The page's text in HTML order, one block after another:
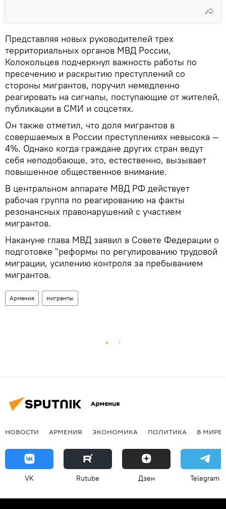
Представляя новых руководителей трех
территориальных органов МВД России,
Колокольцев подчеркнул важность работы по
пресечению и раскрытию преступлений со
стороны мигрантов, поручил немедленно
реагировать на сигналы, поступающие от жителей,
публикации в СМИ и соцсетях.
Он также отметил, что доля мигрантов в
совершаемых в России преступлениях невысока —
4%. Однако когда граждане других стран ведут
себя неподобающе, это, естественно, вызывает
повышенное общественное внимание.
В центральном аппарате МВД РФ действует
рабочая группа по реагированию на факты
резонансных правонарушений с участием
мигрантов.
Накануне глава МВД заявил в Совете Федерации о
подготовке "реформы по регулированию трудовой
миграции, усилению контроля за пребыванием
мигрантов.
Армения мигранты
Армения
НОВОСТИ АРМЕНИЯ ЭКОНОМИКА ПОЛИТИКА В МИРЕ
VK Rutube Дзен Telegram